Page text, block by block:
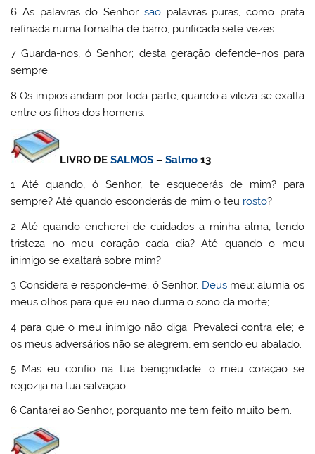
6 As palavras do Senhor sãopalavras puras, como prata
refinada numa fornalha de barro, purificada sete vezes.
7 Guarda-nos, ó Senhor; desta geração defende-nos para
sempre.
8 Os ímpios andam por toda parte, quando a vileza se exalta
entre os filhos dos homens.
LIVRO DESALMOS –Salmo 13
1 Até quando, ó Senhor, te esquecerás de mim? para
sempre? Até quando esconderás de mim o teu rosto?
2 Até quando encherei de cuidados a minha alma, tendo
tristeza no meu coração cada dia? Até quando o meu
inimigo se exaltará sobre mim?
3 Considera e responde-me, ó Senhor, Deusmeu; alumia os
meus olhos para que eu não durma o sono da morte;
4 para que o meu inimigo não diga: Prevaleci contra ele; e
os meus adversários não se alegrem, em sendo eu abalado.
5 Mas eu confio na tua benignidade; o meu coração se
regozija na tua salvação.
6 Cantarei ao Senhor, porquanto me tem feito muito bem.